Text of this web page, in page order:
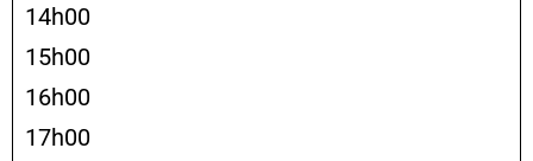
14h00
15h00
16h00
17h00